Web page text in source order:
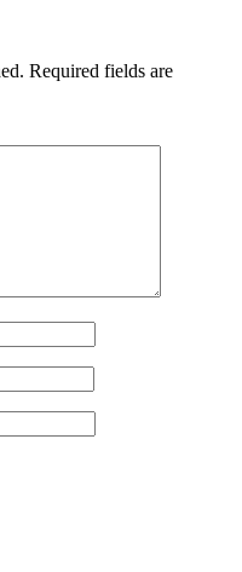
Required fields are